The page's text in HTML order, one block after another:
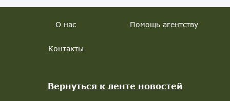
О нас Помощь агентству
Контакты
Вернуться к ленте новостей